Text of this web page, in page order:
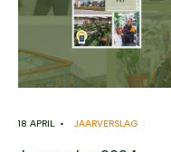
18 APRIL • JAARVERSLAG